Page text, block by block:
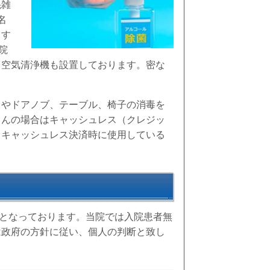
気清浄機も設置しております。密な
ドアノブ、テーブル、椅子の消毒を
の場合はキャッシュレス（クレジッ
ャッシュレス決済時に使用している
なっております。当院では入院患者無
府の方針に従い、個人の判断と致し